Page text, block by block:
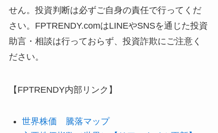
せん。投資判断は必ずご自身の責任で行ってくだ
さい。FPTRENDY.comはLINEやSNSを通じた投資
助言・相談は行っておらず、投資詐欺にご注意く
ださい。
【FPTRENDY内部リンク】
世界株価 騰落マップ